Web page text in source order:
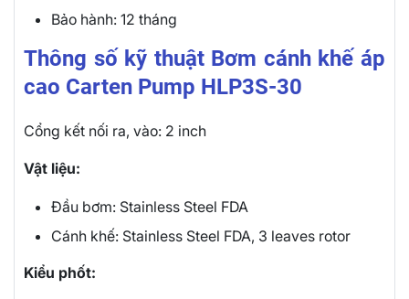
Bảo hành: 12 tháng
Thông số kỹ thuật Bơm cánh khế áp
cao Carten Pump HLP3S-30
Cổng kết nối ra, vào: 2 inch
Vật liệu:
Đầu bơm: Stainless Steel FDA
Cánh khế: Stainless Steel FDA, 3 leaves rotor
Kiểu phốt: